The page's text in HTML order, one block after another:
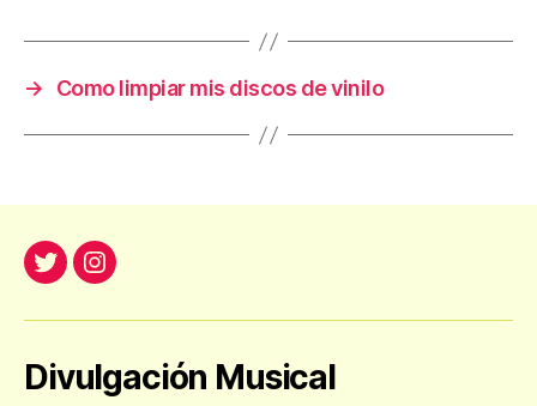
→ Como limpiar mis discos de vinilo
TwitterInstagram
Divulgación Musical